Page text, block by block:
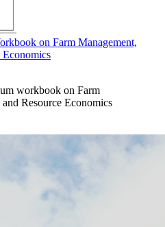
on Farm Management,
Economics
workbook on Farm
Resource Economics